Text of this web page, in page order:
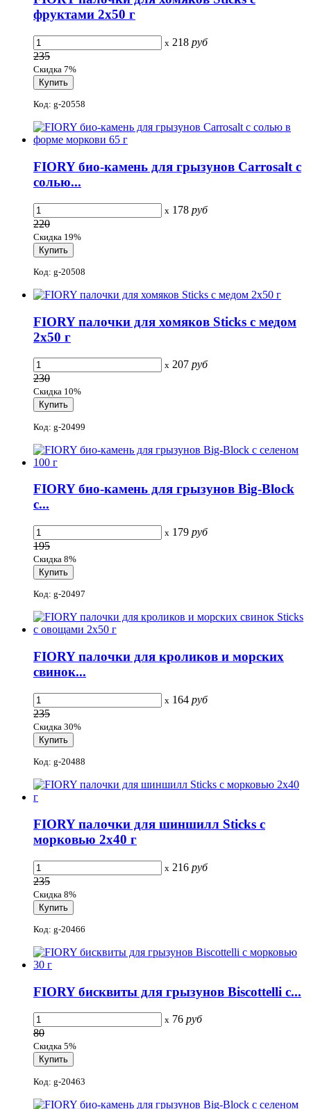
фруктами 2х50 г
x 218 руб
235
Скидка 7%
Код: g-20558
FIORY био-камень для грызунов Carrosalt с
солью...
x 178 руб
220
Скидка 19%
Код: g-20508
FIORY палочки для хомяков Sticks с медом
2х50 г
x 207 руб
230
Скидка 10%
Код: g-20499
FIORY био-камень для грызунов Big-Block
с...
x 179 руб
195
Скидка 8%
Код: g-20497
FIORY палочки для кроликов и морских
свинок...
x 164 руб
235
Скидка 30%
Код: g-20488
FIORY палочки для шиншилл Sticks с
морковью 2х40 г
x 216 руб
235
Скидка 8%
Код: g-20466
FIORY бисквиты для грызунов Biscottelli с...
x 76 руб
80
Скидка 5%
Код: g-20463